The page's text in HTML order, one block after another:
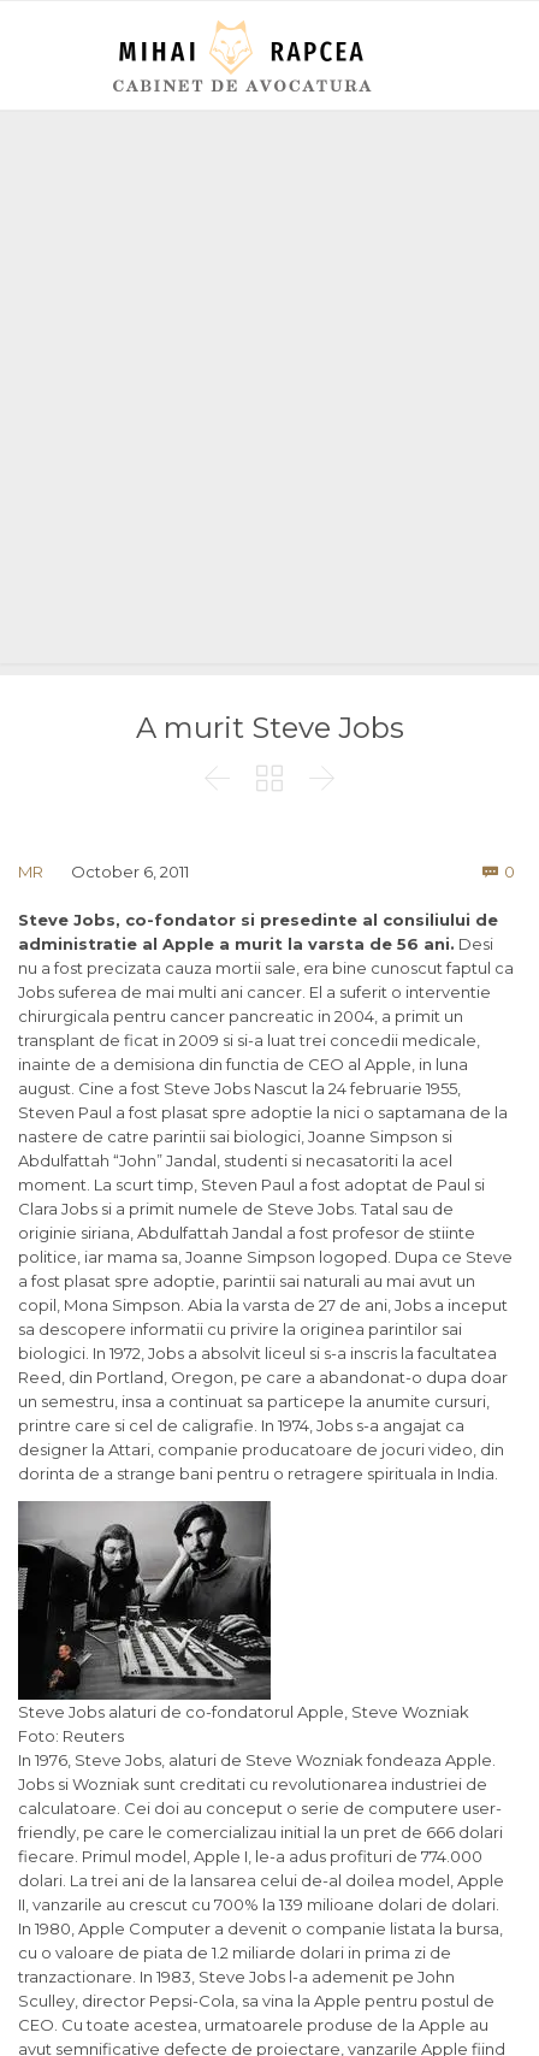
A murit Steve Jobs
  
MR October 6, 2011  0
Steve Jobs, co-fondator si presedinte al consiliului de
administratie al Apple a murit la varsta de 56 ani. Desi
nu a fost precizata cauza mortii sale, era bine cunoscut faptul ca
Jobs suferea de mai multi ani cancer. El a suferit o interventie
chirurgicala pentru cancer pancreatic in 2004, a primit un
transplant de ficat in 2009 si si-a luat trei concedii medicale,
inainte de a demisiona din functia de CEO al Apple, in luna
august. Cine a fost Steve Jobs Nascut la 24 februarie 1955,
Steven Paul a fost plasat spre adoptie la nici o saptamana de la
nastere de catre parintii sai biologici, Joanne Simpson si
Abdulfattah “John” Jandal, studenti si necasatoriti la acel
moment. La scurt timp, Steven Paul a fost adoptat de Paul si
Clara Jobs si a primit numele de Steve Jobs. Tatal sau de
originie siriana, Abdulfattah Jandal a fost profesor de stiinte
politice, iar mama sa, Joanne Simpson logoped. Dupa ce Steve
a fost plasat spre adoptie, parintii sai naturali au mai avut un
copil, Mona Simpson. Abia la varsta de 27 de ani, Jobs a inceput
sa descopere informatii cu privire la originea parintilor sai
biologici. In 1972, Jobs a absolvit liceul si s-a inscris la facultatea
Reed, din Portland, Oregon, pe care a abandonat-o dupa doar
un semestru, insa a continuat sa particepe la anumite cursuri,
printre care si cel de caligrafie. In 1974, Jobs s-a angajat ca
designer la Attari, companie producatoare de jocuri video, din
dorinta de a strange bani pentru o retragere spirituala in India.
Steve Jobs alaturi de co-fondatorul Apple, Steve Wozniak
Foto: Reuters
In 1976, Steve Jobs, alaturi de Steve Wozniak fondeaza Apple.
Jobs si Wozniak sunt creditati cu revolutionarea industriei de
calculatoare. Cei doi au conceput o serie de computere user-
friendly, pe care le comercializau initial la un pret de 666 dolari
fiecare. Primul model, Apple I, le-a adus profituri de 774.000
dolari. La trei ani de la lansarea celui de-al doilea model, Apple
II, vanzarile au crescut cu 700% la 139 milioane dolari de dolari.
In 1980, Apple Computer a devenit o companie listata la bursa,
cu o valoare de piata de 1.2 miliarde dolari in prima zi de
tranzactionare. In 1983, Steve Jobs l-a ademenit pe John
Sculley, director Pepsi-Cola, sa vina la Apple pentru postul de
CEO. Cu toate acestea, urmatoarele produse de la Apple au
avut semnificative defecte de proiectare, vanzarile Apple fiind